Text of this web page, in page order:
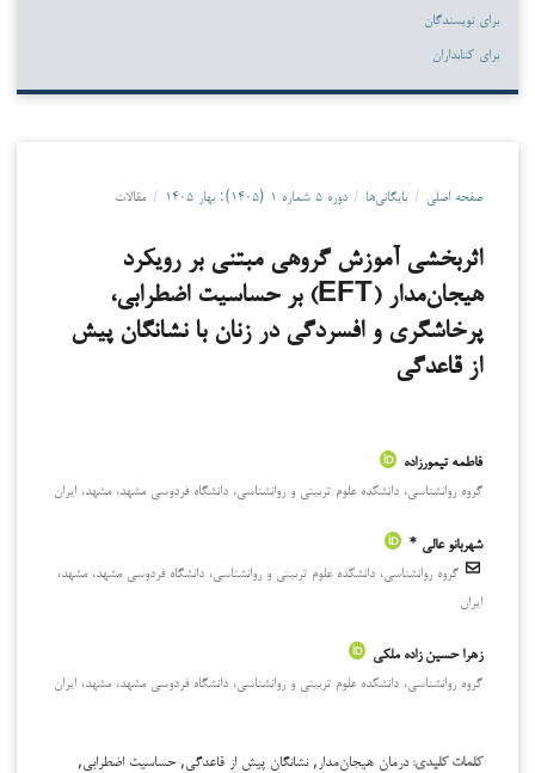
برای نویسندگان
برای کتابداران
صفحه اصلی / بایگانی‌ها / دوره ۵ شماره ۱ (۱۴۰۵): بهار ۱۴۰۵ / مقالات
اثربخشی آموزش گروهی مبتنی بر رویکرد
هیجان‌مدار (EFT) بر حساسیت اضطرابی،
پرخاشگری و افسردگی در زنان با نشانگان پیش
از قاعدگی
فاطمه تیمورزاده
گروه روانشناسی، دانشکده علوم تربیتی و روانشناسی، دانشگاه فردوسی مشهد، مشهد، ایران
شهربانو عالی *
گروه روانشناسی، دانشکده علوم تربیتی و روانشناسی، دانشگاه فردوسی مشهد، مشهد،
ایران
زهرا حسین زاده ملکی
گروه روانشناسی، دانشکده علوم تربیتی و روانشناسی، دانشگاه فردوسی مشهد، مشهد، ایران
کلمات کلیدی:درمان هیجان‌مدار, نشانگان پیش از قاعدگی, حساسیت اضطرابی,